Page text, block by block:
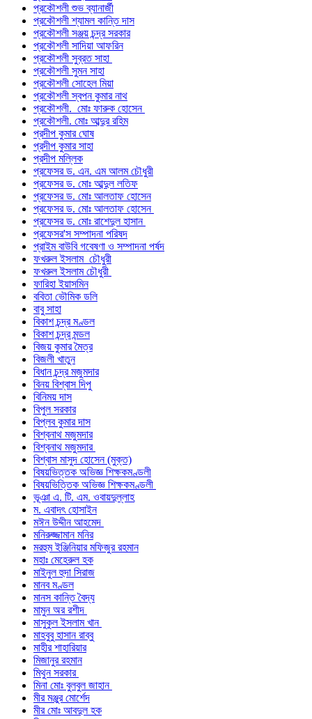
প্রকৌশলী শুভ ব্যানার্জী
প্রকৌশলী শ্যামল কান্তি দাস
প্রকৌশলী সঞ্জয় চন্দ্র সরকার
প্রকৌশলী সাদিয়া আফরিন
প্রকৌশলী সুব্রত সাহা
প্রকৌশলী সুমন সাহা
প্রকৌশলী সোহেল মিয়া
প্রকৌশলী স্বপন কুমার নাথ
প্রকৌশলী. মোঃ ফারুক হোসেন
প্রকৌশলী. মোঃ আব্দুর রহিম
প্রদীপ কুমার ঘোষ
প্রদীপ কুমার সাহা
প্রদীপ মল্লিক
প্রফেসর ড. এন. এম আলম চৌধুরী
প্রফেসর ড. মোঃ আব্দুল লতিফ
প্রফেসর ড. মোঃ আলতাফ হোসেন
প্রফেসর ড. মোঃ আলতাফ হোসেন
প্রফেসর ড. মোঃ রাশেদুল হাসান
প্রফেসর'স সম্পাদনা পরিষদ
প্রাইম বাউবি গবেষণা ও সম্পাদনা পর্ষদ
ফখরুল ইসলাম চৌধুরী
ফখরুল ইসলাম চৌধুরী
ফারিহা ইয়াসমিন
ববিতা ভৌমিক ডলি
বাবু সাহা
বিকাশ চন্দ্র মণ্ডল
বিকাশ চন্দ্র মন্ডল
বিজয় কুমার মৈত্র
বিজলী খাতুন
বিধান চন্দ্র মজুমদার
বিনয় বিশ্বাস দিপু
বিনিময় দাস
বিপুল সরকার
বিপ্লব কুমার দাস
বিশ্বনাথ মজুমদার
বিশ্বনাথ মজুমদার
বিশ্বাস মাসুদ হোসেন (মুক্ত)
বিষয়ভিত্তক অভিজ্ঞ শিক্ষকমণ্ডলী
বিষয়ভিত্তিক অভিজ্ঞ শিক্ষকমণ্ডলী
ভূঞা এ. টি. এম. ওবায়দুল্লাহ
ম. এবাদৎ হোসাইন
মঈন উদ্দীন আহমেদ
মনিরুজ্জামান মনির
মরহুম ইঞ্জিনিয়ার মফিজুর রহমান
মহাঃ মেহেরুল হক
মাইনুল হুদা সিরাজ
মানব মণ্ডল
মানস কান্তি বৈদ্য
মামুন অর রশীদ
মাসুকুল ইসলাম খান
মাহবুবু হাসান রাব্বু
মাহীর শাহারিয়ার
মিজানুর রহমান
মিথুন সরকার
মিনা মোঃ বুলবুল জাহান
মীর মঞ্জুর মোর্শেদ
মীর মোঃ আবদুল হক